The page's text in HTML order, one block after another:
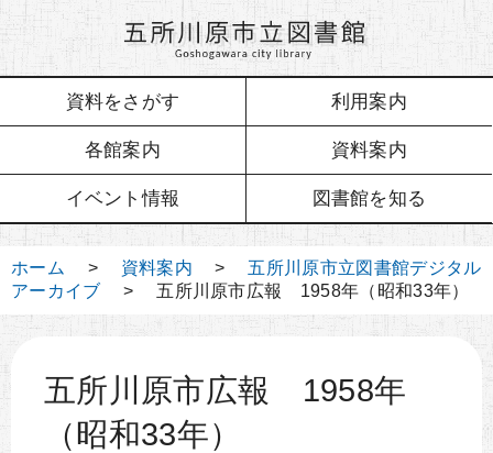
資料をさがす 利用案内
各館案内 資料案内
イベント情報 図書館を知る
ホーム > 資料案内 > 五所川原市立図書館デジタル
アーカイブ > 五所川原市広報 1958年（昭和33年）
五所川原市広報 1958年
（昭和33年）